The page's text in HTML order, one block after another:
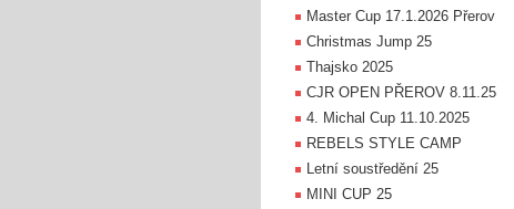
Master Cup 17.1.2026 Přerov
Christmas Jump 25
Thajsko 2025
CJR OPEN PŘEROV 8.11.25
4. Michal Cup 11.10.2025
REBELS STYLE CAMP
Letní soustředění 25
MINI CUP 25